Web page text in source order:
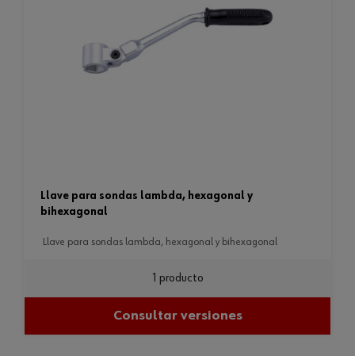
llave para sondas lambda, hexagonal y
bihexagonal
llave para sondas lambda, hexagonal y bihexagonal
1 producto
Consultar versiones